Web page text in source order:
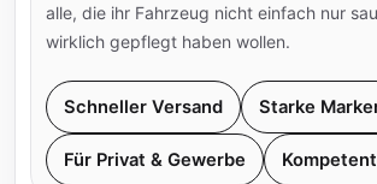
alle, die ihr Fahrzeug nicht einfach nur
wirklich gepflegt haben wollen.
Schneller Versand Starke
Für Privat & Gewerbe